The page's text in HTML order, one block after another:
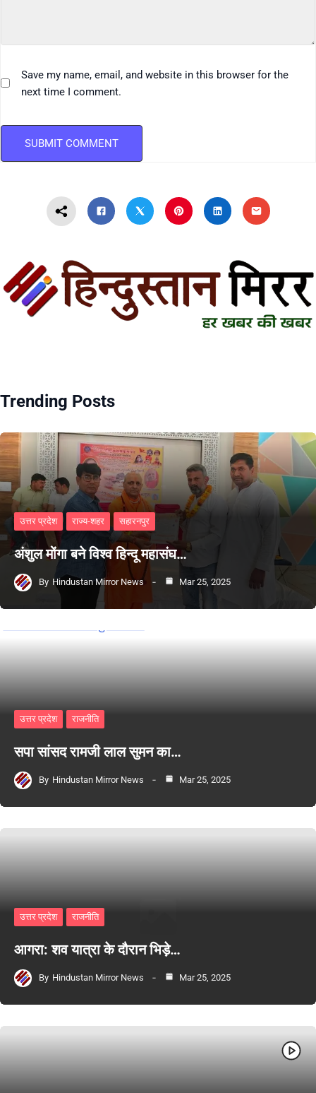
Save my name, email, and website in this browser for the
next time I comment.
Trending Posts
उत्तर प्रदेश राज्य-शहर सहारनपुर
अंशुल मोंगा बने विश्व हिन्दू महासंघ…
By Hindustan Mirror News Mar 25, 2025
उत्तर प्रदेश राजनीति
सपा सांसद रामजी लाल सुमन का…
By Hindustan Mirror News Mar 25, 2025
उत्तर प्रदेश राजनीति
आगरा: शव यात्रा के दौरान भिड़े…
By Hindustan Mirror News Mar 25, 2025